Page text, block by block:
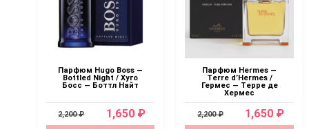
Парфюм Hugo Boss —
Bottled Night / Хуго
Босс — Боттл Найт
2,200 ₽ 1,650 ₽
Парфюм Hermes —
Terre d’Hermes /
Гермес — Терре де
Хермес
2,200 ₽ 1,650 ₽